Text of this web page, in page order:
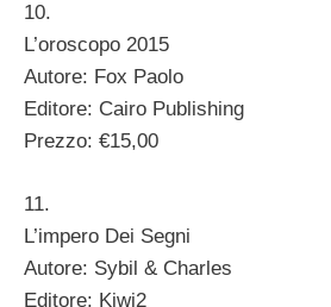
10.
L’oroscopo 2015
Autore: Fox Paolo
Editore: Cairo Publishing
Prezzo: €15,00
11.
L’impero Dei Segni
Autore: Sybil & Charles
Editore: Kiwi2